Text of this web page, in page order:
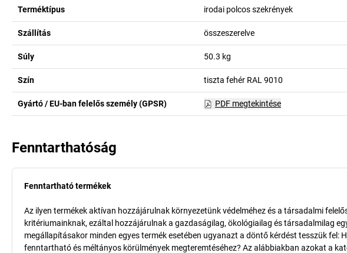
Terméktípus irodai polcos szekrények
Szállítás összeszerelve
Súly 50.3 kg
Szín tiszta fehér RAL 9010
Gyártó / EU-ban felelős személy (GPSR) PDF megtekintése
Fenntarthatóság
Fenntartható termékek
Az ilyen termékek aktívan hozzájárulnak környezetünk védelméhez és a társadalmi
kritériumainknak, ezáltal hozzájárulnak a gazdaságilag, ökológiailag és társadalmilag
megállapításakor minden egyes termék esetében ugyanazt a döntő kérdést tesszük fel:
fenntartható és méltányos körülmények megteremtéséhez? Az alábbiakban azokat a